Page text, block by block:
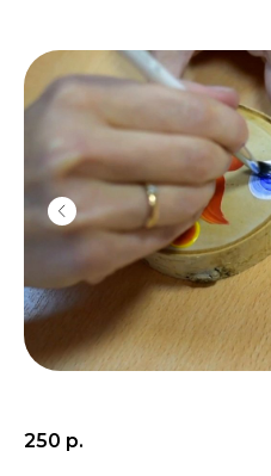
250 р.